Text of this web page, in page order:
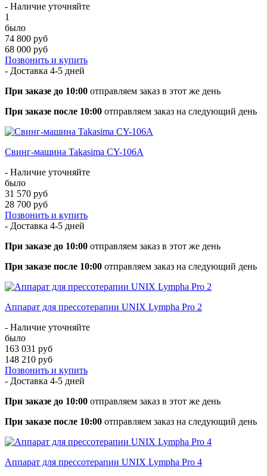
- Наличие уточняйте
1
было
74 800 руб
68 000 руб
Позвонить и купить
- Доставка 4-5 дней
При заказе до 10:00 отправляем заказ в этот же день
При заказе после 10:00 отправляем заказ на следующий день
Свинг-машина Takasima CY-106А
- Наличие уточняйте
было
31 570 руб
28 700 руб
Позвонить и купить
- Доставка 4-5 дней
При заказе до 10:00 отправляем заказ в этот же день
При заказе после 10:00 отправляем заказ на следующий день
Аппарат для прессотерапии UNIX Lympha Pro 2
- Наличие уточняйте
было
163 031 руб
148 210 руб
Позвонить и купить
- Доставка 4-5 дней
При заказе до 10:00 отправляем заказ в этот же день
При заказе после 10:00 отправляем заказ на следующий день
Аппарат для прессотерапии UNIX Lympha Pro 4